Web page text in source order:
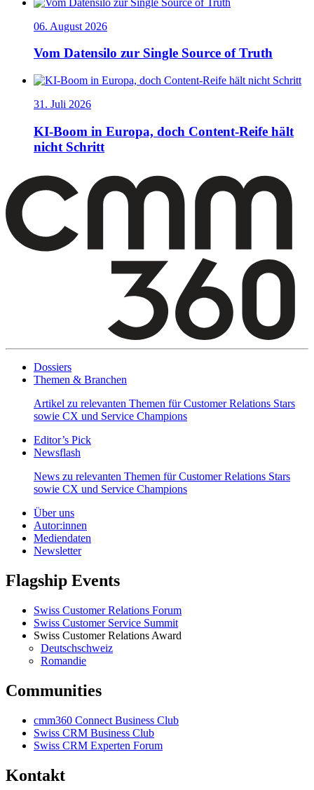
06. August 2026
Vom Datensilo zur Single Source of Truth
31. Juli 2026
KI-Boom in Europa, doch Content-Reife hält
nicht Schritt
Dossiers
Themen & Branchen
Artikel zu relevanten Themen für Customer Relations Stars
sowie CX und Service Champions
Editor’s Pick
Newsflash
News zu relevanten Themen für Customer Relations Stars
sowie CX und Service Champions
Über uns
Autor:innen
Mediendaten
Newsletter
Flagship Events
Swiss Customer Relations Forum
Swiss Customer Service Summit
Swiss Customer Relations Award
Deutschschweiz
Romandie
Communities
cmm360 Connect Business Club
Swiss CRM Business Club
Swiss CRM Experten Forum
Kontakt